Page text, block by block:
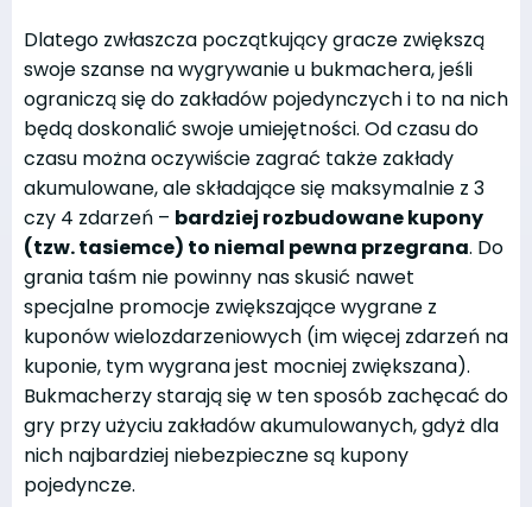
Dlatego zwłaszcza początkujący gracze zwiększą
swoje szanse na wygrywanie u bukmachera, jeśli
ograniczą się do zakładów pojedynczych i to na nich
będą doskonalić swoje umiejętności. Od czasu do
czasu można oczywiście zagrać także zakłady
akumulowane, ale składające się maksymalnie z 3
czy 4 zdarzeń – bardziej rozbudowane kupony
(tzw. tasiemce) to niemal pewna przegrana. Do
grania taśm nie powinny nas skusić nawet
specjalne promocje zwiększające wygrane z
kuponów wielozdarzeniowych (im więcej zdarzeń na
kuponie, tym wygrana jest mocniej zwiększana).
Bukmacherzy starają się w ten sposób zachęcać do
gry przy użyciu zakładów akumulowanych, gdyż dla
nich najbardziej niebezpieczne są kupony
pojedyncze.